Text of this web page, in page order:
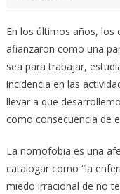
En los últimos años, los
afianzaron como una
sea para trabajar,
incidencia en las
llevar a que
como consecuencia de
La nomofobia es una
catalogar como “la
miedo irracional de no